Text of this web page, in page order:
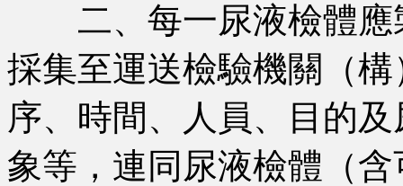
二、每一尿液檢體應
採集至運送檢驗機關（
序、時間、人員、目的
象等，連同尿液檢體（